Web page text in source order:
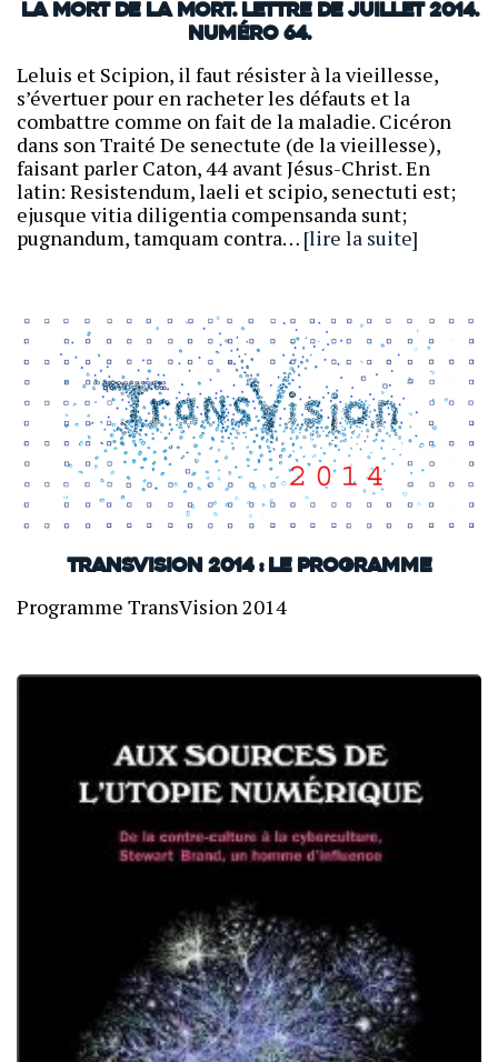
La mort de la mort. Lettre de juillet 2014.
Numéro 64.
Leluis et Scipion, il faut résister à la vieillesse,
s’évertuer pour en racheter les défauts et la
combattre comme on fait de la maladie. Cicéron
dans son Traité De senectute (de la vieillesse),
faisant parler Caton, 44 avant Jésus-Christ. En
latin: Resistendum, laeli et scipio, senectuti est;
ejusque vitia diligentia compensanda sunt;
pugnandum, tamquam contra… [lire la suite]
Transvision 2014 : Le programme
Programme TransVision 2014